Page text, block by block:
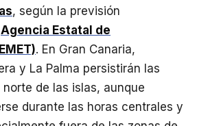
, según la previsión
Agencia Estatal de
. En Gran Canaria,
y La Palma persistirán las
de las islas, aunque
durante las horas centrales y